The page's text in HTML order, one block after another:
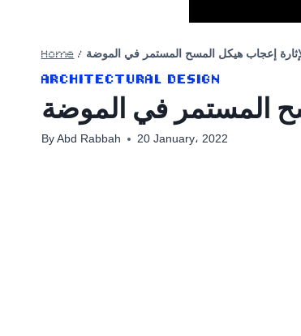
Home / إعجاب هيكل المسح المستمر في الموضة
ARCHITECTURAL DESIGN
المستمر في الموضة
By Abd Rabbah 20 January، 2022